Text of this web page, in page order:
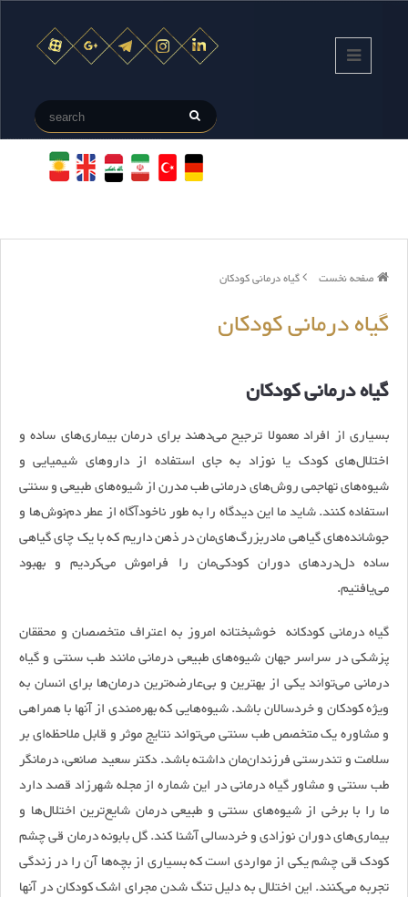
صفحه نخست گیاه درمانی کودکان
گیاه درمانی کودکان
گیاه درمانی کودکان
بسیاری از افراد معمولا ترجیح می‌دهند برای درمان بیماری‌های ساده و
اختلال‌های کودک یا نوزاد به جای استفاده از داروهای شیمیایی و
شیوه‌های تهاجمی روش‌های درمانی طب مدرن از شیوه‌های طبیعی و سنتی
استفاده کنند. شاید ما این دیدگاه را به طور ناخودآگاه از عطر دم‌نوش‌ها و
جوشانده‌های گیاهی مادربزرگ‌های‌مان در ذهن داریم که با یک چای گیاهی
ساده دل‌دردهای دوران کودکی‌مان را فراموش می‌کردیم و بهبود
می‌یافتیم.
گیاه درمانی کودکانه خوشبختانه امروز به اعتراف متخصصان و محققان
پزشکی در سراسر جهان شیوه‌های طبیعی درمانی مانند طب سنتی و گیاه
درمانی می‌تواند یکی از بهترین و بی‌عارضه‌ترین درمان‌ها برای انسان به
ویژه کودکان و خردسالان باشد. شیوه‌هایی که بهره‌مندی از آنها با همراهی
و مشاوره یک متخصص طب سنتی می‌تواند نتایج موثر و قابل ملاحظه‌ای بر
سلامت و تندرستی فرزندان‌مان داشته باشد. دکتر سعید صانعی، درمانگر
طب سنتی و مشاور گیاه درمانی در این شماره از مجله شهرزاد قصد دارد
ما را با برخی از شیوه‌های سنتی و طبیعی درمان شایع‌ترین اختلال‌ها و
بیماری‌های دوران نوزادی و خردسالی آشنا کند. گل بابونه درمان قی چشم
کودک قی چشم یکی از مواردی است که بسیاری از بچه‌ها آن را در زندگی
تجربه می‌کنند. این اختلال به دلیل تنگ شدن مجرای اشک کودکان در آنها